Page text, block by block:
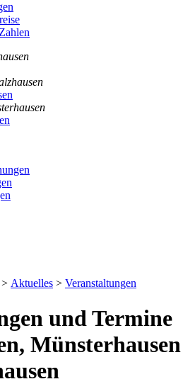
> Aktuelles > Veranstaltungen
und Termine
Münsterhausen